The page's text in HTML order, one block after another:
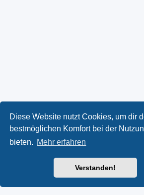
Diese Website nutzt Cookies, um dir
bestmöglichen Komfort bei der
bieten. Mehr erfahren
Verstanden!